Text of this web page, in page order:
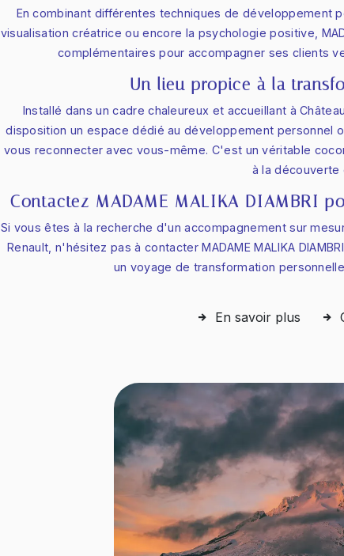
En combinant différentes techniques de développement
visualisation créatrice ou encore la psychologie positive,
complémentaires pour accompagner ses clients
Un lieu propice à la
Installé dans un cadre chaleureux et accueillant à
disposition un espace dédié au développement personnel
vous reconnecter avec vous-même. C'est un véritable
à la découverte
Contactez MADAME MALIKA DIAMBRI
Si vous êtes à la recherche d'un accompagnement sur
Renault, n'hésitez pas à contacter MADAME MALIKA
un voyage de transformation
En savoir plus